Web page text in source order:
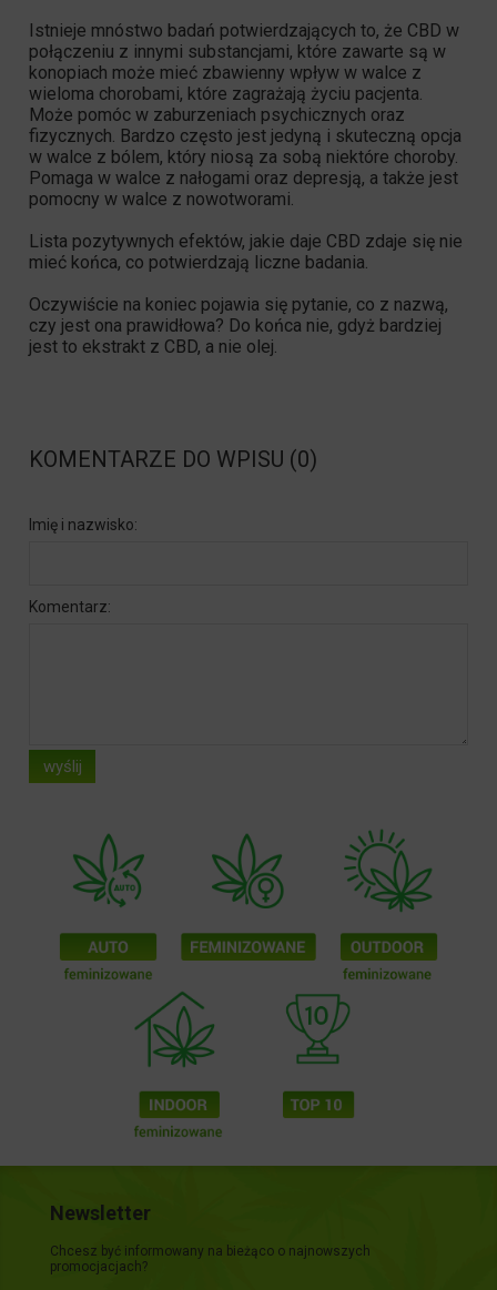
Istnieje mnóstwo badań potwierdzających to, że CBD w
połączeniu z innymi substancjami, które zawarte są w
konopiach może mieć zbawienny wpływ w walce z
wieloma chorobami, które zagrażają życiu pacjenta.
Może pomóc w zaburzeniach psychicznych oraz
fizycznych. Bardzo często jest jedyną i skuteczną opcja
w walce z bólem, który niosą za sobą niektóre choroby.
Pomaga w walce z nałogami oraz depresją, a także jest
pomocny w walce z nowotworami.
Lista pozytywnych efektów, jakie daje CBD zdaje się nie
mieć końca, co potwierdzają liczne badania.
Oczywiście na koniec pojawia się pytanie, co z nazwą,
czy jest ona prawidłowa? Do końca nie, gdyż bardziej
jest to ekstrakt z CBD, a nie olej.
KOMENTARZE DO WPISU (0)
Imię i nazwisko:
Komentarz:
wyślij
Newsletter
Chcesz być informowany na bieżąco o najnowszych
promocjacjach?